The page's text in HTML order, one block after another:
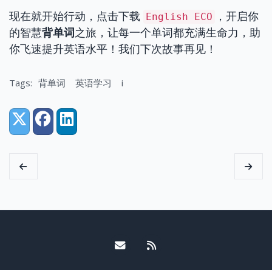
现在就开始行动，点击下载 English ECO
，开启你
的智慧背单词 之旅，让每一个单词都充满生命力，助
你飞速提升英语水平！我们下次故事再见！
Tags: 背单词 英语学习 i
Share:
X (Twitter)
FacebookLinkedIn
Email me